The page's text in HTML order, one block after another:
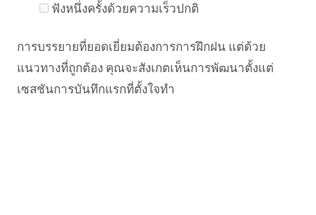
ฟังหนึ่งครั้งด้วยความเร็วปกติ
การบรรยายที่ยอดเยี่ยมต้องการการฝึกฝน แต่ด้วย
แนวทางที่ถูกต้อง คุณจะสังเกตเห็นการพัฒนาตั้งแต่
เซสชันการบันทึกแรกที่ตั้งใจทำ